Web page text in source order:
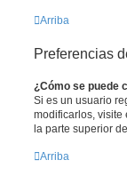
Arriba
Preferencias
¿Cómo se puede
Si es un usuario
modificarlos, visite
la parte superior
Arriba